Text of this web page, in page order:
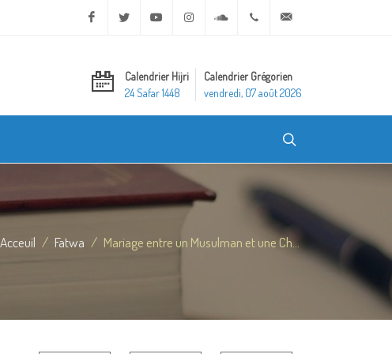
Facebook Twitter Youtube Instagram Soundcloud+20 2 25970400
Calendrier Hijri
24 Safar 1448
Calendrier Grégorien
vendredi, 07 août 2026
Acceuil Fatwa Mariage entre un Musulman et une Ch...